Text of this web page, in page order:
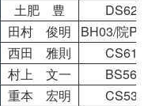
土肥 豊
DS62
田村 俊明
BH03/院
西田 雅則
CS61
村上 文一
BS56
重本 宏明
CS53